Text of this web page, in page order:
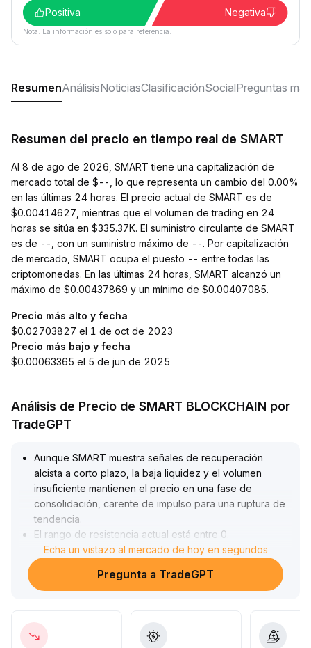
Positiva
Negativa
Nota: La información es solo para referencia.
ResumenAnálisisNoticiasClasificaciónSocialPreguntas
Resumen del precio en tiempo real de SMART
Al 8 de ago de 2026, SMART tiene una capitalización de
mercado total de $--, lo que representa un cambio del 0.00%
en las últimas 24 horas. El precio actual de SMART es de
$0.00414627, mientras que el volumen de trading en 24
horas se sitúa en $335.37K. El suministro circulante de SMART
es de --, con un suministro máximo de --. Por capitalización
de mercado, SMART ocupa el puesto -- entre todas las
criptomonedas. En las últimas 24 horas, SMART alcanzó un
máximo de $0.00437869 y un mínimo de $0.00407085.
Precio más alto y fecha
$0.02703827 el 1 de oct de 2023
Precio más bajo y fecha
$0.00063365 el 5 de jun de 2025
Análisis de Precio de SMART BLOCKCHAIN por
TradeGPT
Aunque SMART muestra señales de recuperación
alcista a corto plazo, la baja liquidez y el volumen
insuficiente mantienen el precio en una fase de
consolidación, carente de impulso para una ruptura de
tendencia.
El rango de resistencia actual está entre 0
35 y 0.
40 dólares
A mediano y largo plazo, si logra atraer inversiones
SMART recibiría un soporte estructural
Se recomienda ser cauteloso en el corto plazo, seguir
Echa un vistazo al mercado de hoy en segundos
Pregunta a TradeGPT